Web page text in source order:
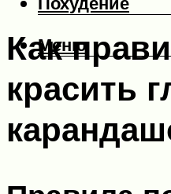
Меню
Как
красить